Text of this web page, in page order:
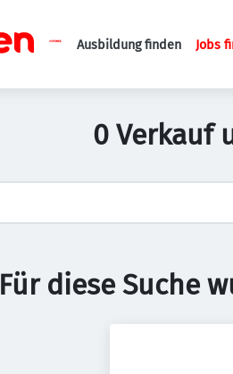
Ausbildung finden Jobs
0 Verkauf
Für diese Suche